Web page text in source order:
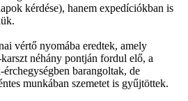
kérdése), hanem expedíciókban is
vértő nyomába eredtek, amely
néhány pontján fordul elő, a
barangoltak, de
munkában szemetet is gyűjtöttek.